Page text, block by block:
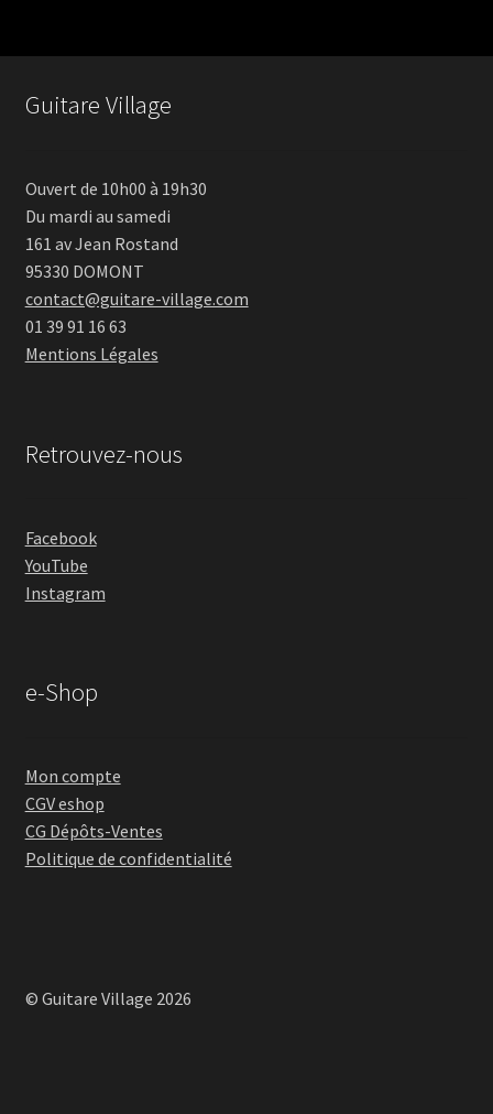
Guitare Village
Ouvert de 10h00 à 19h30
Du mardi au samedi
161 av Jean Rostand
95330 DOMONT
contact@guitare-village.com
01 39 91 16 63
Mentions Légales
Retrouvez-nous
Facebook
YouTube
Instagram
e-Shop
Mon compte
CGV eshop
CG Dépôts-Ventes
Politique de confidentialité
© Guitare Village 2026